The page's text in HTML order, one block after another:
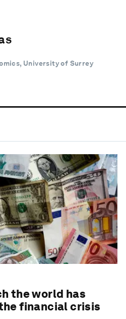
University of Surrey
the world has
financial crisis